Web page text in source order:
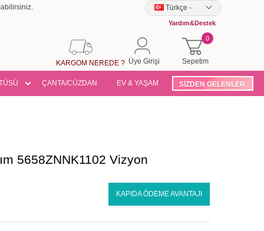
Türkçe -
Yardım&Destek
Sepetim
0
Üye Girişi
KARGOM NEREDE ?
ÇANTA/CÜZDAN EV & YAŞAM SİZDEN GELENLER
5658ZNNK1102 Vizyon
KAPIDA ÖDEME AVANTAJI